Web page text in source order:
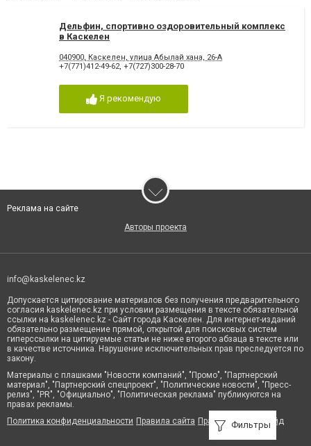
Дельфин, спортивно оздоровительный комплекс
в Каскелен
040900, Каскелен, улица Абылай хана, 26-А
+7(771)412-49-62, +7(727)300-28-70
Я рекомендую
Фильтры
Реклама на сайте
Авторы проекта
info@kaskelenec.kz
Допускается цитирование материалов без получения предварительного
согласия kaskelenec.kz при условии размещения в тексте обязательной
ссылки на kaskelenec.kz - Сайт города Каскелен. Для интернет-изданий
обязательно размещение прямой, открытой для поисковых систем
гиперссылки на цитируемые статьи не ниже второго абзаца в тексте или
в качестве источника. Нарушение исключительных прав преследуется по
закону.
Материалы с плашками "Новости компаний", "Промо", "Партнерский
материал", "Партнерский спецпроект", "Политические новости", "Пресс-
релиз", "PR", "Официально", "Политическая реклама" публикуются на
правах рекламы.
Политика конфиденциальности Правила сайта Правила классифайд